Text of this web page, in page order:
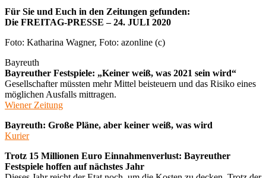
X
Für Sie und Euch in den Zeitungen gefunden:
Die FREITAG-PRESSE – 24. JULI 2020
Foto: Katharina Wagner, Foto: azonline (c)
Bayreuth
Bayreuther Festspiele: „Keiner weiß, was 2021 sein wird“
Gesellschafter müssten mehr Mittel beisteuern und das Risiko eines
möglichen Ausfalls mittragen.
Wiener Zeitung
Bayreuth: Große Pläne, aber keiner weiß, was wird
Kurier
Trotz 15 Millionen Euro Einnahmenverlust: Bayreuther
Festspiele hoffen auf nächstes Jahr